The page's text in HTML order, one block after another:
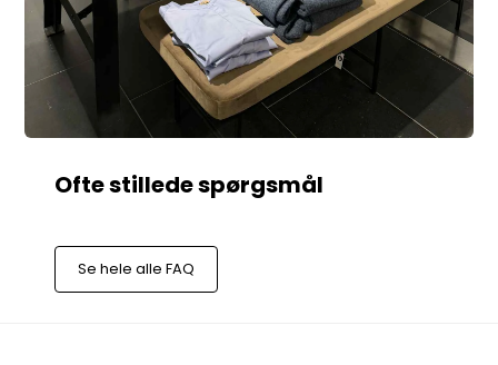
Se hele alle FAQ